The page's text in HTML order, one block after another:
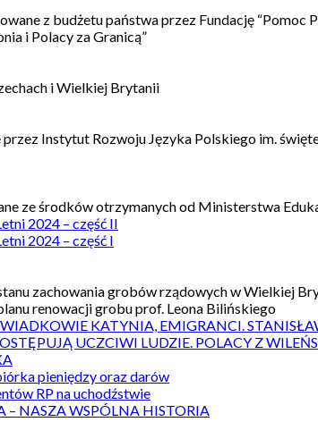
z budżetu państwa przez Fundację
i Polacy za Granicą”
i Wielkiej Brytanii
przez Instytut Rozwoju Języka Polskiego im.
ze środków otrzymanych od Ministerstwa
2024 – część II
2024 – część I
zachowania grobów rządowych w Wielkiej
renowacji grobu prof. Leona Bilińskiego
KATYNIA, EMIGRANCI.
UCZCIWI LUDZIE. POLACY Z
pieniędzy oraz darów
RP na uchodźstwie
– NASZA WSPÓLNA HISTORIA